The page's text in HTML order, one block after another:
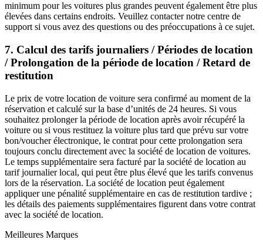
minimum pour les voitures plus grandes peuvent également être plus
élevées dans certains endroits. Veuillez contacter notre centre de
support si vous avez des questions ou des préoccupations à ce sujet.
7. Calcul des tarifs journaliers / Périodes de location
/ Prolongation de la période de location / Retard de
restitution
Le prix de votre location de voiture sera confirmé au moment de la
réservation et calculé sur la base d’unités de 24 heures. Si vous
souhaitez prolonger la période de location après avoir récupéré la
voiture ou si vous restituez la voiture plus tard que prévu sur votre
bon/voucher électronique, le contrat pour cette prolongation sera
toujours conclu directement avec la société de location de voitures.
Le temps supplémentaire sera facturé par la société de location au
tarif journalier local, qui peut être plus élevé que les tarifs convenus
lors de la réservation. La société de location peut également
appliquer une pénalité supplémentaire en cas de restitution tardive ;
les détails des paiements supplémentaires figurent dans votre contrat
avec la société de location.
Meilleures Marques